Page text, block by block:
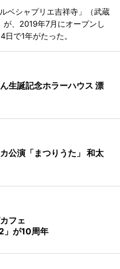
ベシャプリエ吉祥寺」（武蔵
、2019年7月にオープンし
で1年がたった。
生誕記念ホラーハウス 漂
公演「まつりうた」 和太
フェ
」が10周年